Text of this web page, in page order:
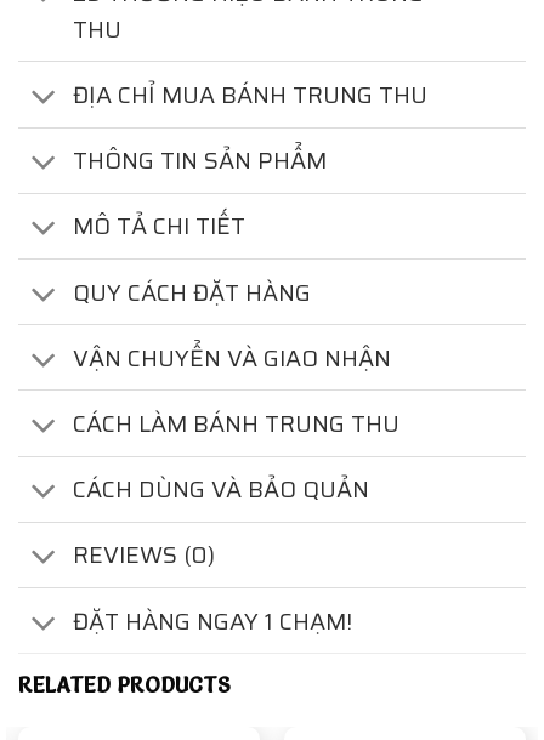
THU
ĐỊA CHỈ MUA BÁNH TRUNG THU
THÔNG TIN SẢN PHẨM
MÔ TẢ CHI TIẾT
QUY CÁCH ĐẶT HÀNG
VẬN CHUYỂN VÀ GIAO NHẬN
CÁCH LÀM BÁNH TRUNG THU
CÁCH DÙNG VÀ BẢO QUẢN
REVIEWS (0)
ĐẶT HÀNG NGAY 1 CHẠM!
RELATED PRODUCTS